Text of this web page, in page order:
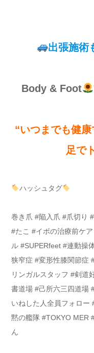
出張施術
Body & Foot
“いつまでも健
足で
ハッシュタグ
巻き爪 #陥入爪 #爪切り
#たこ #イボの治療前ケ
ル #SUPERfeet #連動操
狭窄症 #変形性膝関節症
リンガルスタッフ #剣道
書道場 #己所六三四道場
いねした人全員フォロー
黙の艦隊 #TOKYO MER
ん